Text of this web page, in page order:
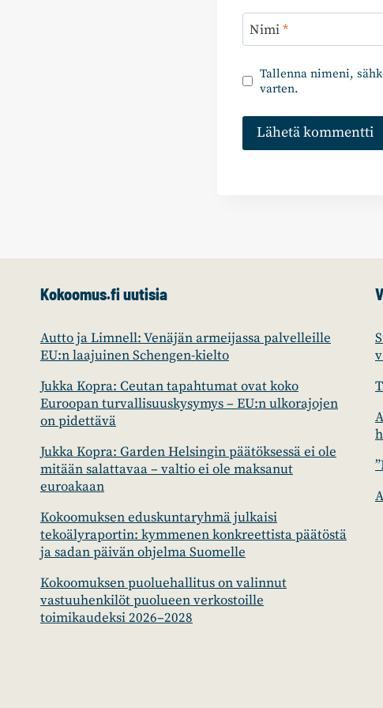
Nimi*
Tallenna nimeni,
varten.
Kokoomus.fi uutisia
Autto ja Limnell: Venäjän armeijassa palvelleille
EU:n laajuinen Schengen-kielto
Jukka Kopra: Ceutan tapahtumat ovat koko
Euroopan turvallisuuskysymys – EU:n ulkorajojen
on pidettävä
Jukka Kopra: Garden Helsingin päätöksessä ei ole
mitään salattavaa – valtio ei ole maksanut
euroakaan
Kokoomuksen eduskuntaryhmä julkaisi
tekoälyraportin: kymmenen konkreettista päätöstä
ja sadan päivän ohjelma Suomelle
Kokoomuksen puoluehallitus on valinnut
vastuuhenkilöt puolueen verkostoille
toimikaudeksi 2026–2028